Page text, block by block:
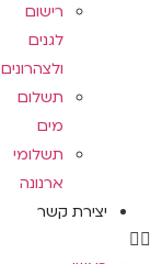
רישום
לגנים
ולצהרונים
תשלום
מים
תשלומי
ארנונה
יצירת קשר